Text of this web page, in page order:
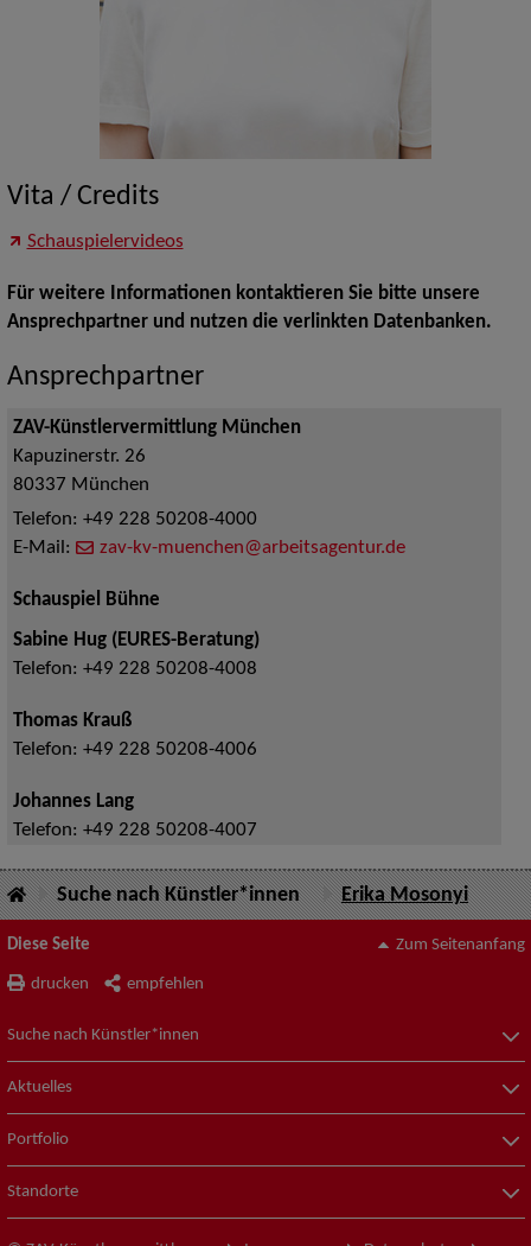
Vita / Credits
Schauspielervideos
Für weitere Informationen kontaktieren Sie bitte unsere
Ansprechpartner und nutzen die verlinkten Datenbanken.
Ansprechpartner
ZAV-Künstlervermittlung München
Kapuzinerstr. 26
80337 München
Telefon: +49 228 50208-4000
E-Mail:
zav-kv-muenchen@arbeitsagentur.de
Schauspiel Bühne
Sabine Hug (EURES-Beratung)
Telefon: +49 228 50208-4008
Thomas Krauß
Telefon: +49 228 50208-4006
Johannes Lang
Telefon: +49 228 50208-4007
Suche nach Künstler*innen Erika Mosonyi
Diese Seite
drucken empfehlen
Zum Seitenanfang
Suche nach Künstler*innen
Aktuelles
Portfolio
Standorte